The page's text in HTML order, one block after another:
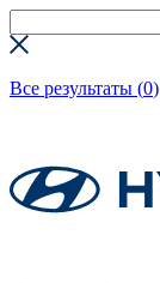
Все результаты (0)